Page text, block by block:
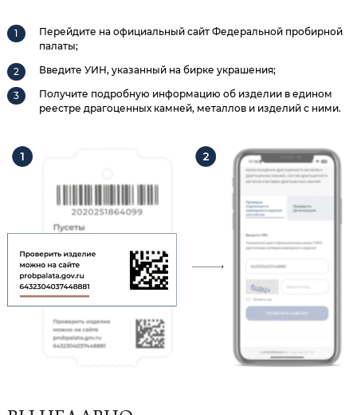
Перейдите на официальный сайт Федеральной пробирной
палаты;
Введите УИН, указанный на бирке украшения;
Получите подробную информацию об изделии в едином
реестре драгоценных камней, металлов и изделий с ними.